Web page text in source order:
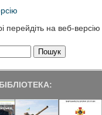
перейдіть на веб-версію